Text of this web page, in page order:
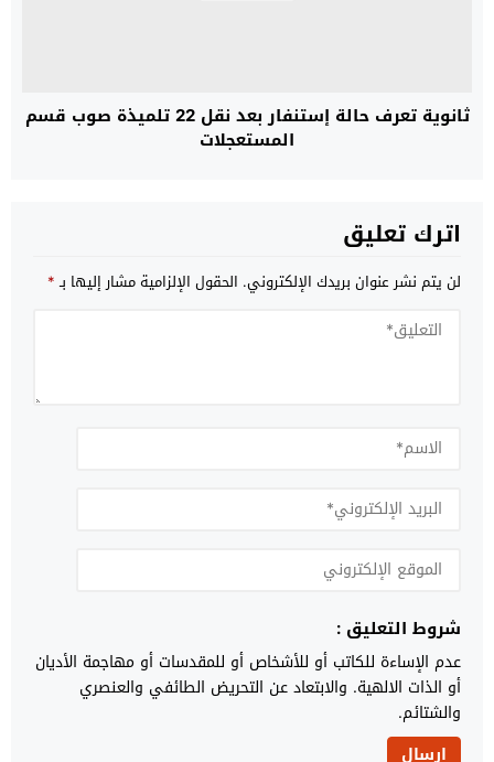
ثانوية تعرف حالة إستنفار بعد نقل 22 تلميذة صوب قسم
المستعجلات
اترك تعليق
لن يتم نشر عنوان بريدك الإلكتروني. الحقول الإلزامية مشار إليها بـ*
شروط التعليق :
عدم الإساءة للكاتب أو للأشخاص أو للمقدسات أو مهاجمة الأديان
أو الذات الالهية. والابتعاد عن التحريض الطائفي والعنصري
والشتائم.